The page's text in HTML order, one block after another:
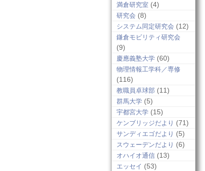
満倉研究室 (4)
研究会 (8)
システム同定研究会 (12)
鎌倉モビリティ研究会
(9)
慶應義塾大学 (60)
物理情報工学科／専修
(116)
教職員卓球部 (11)
群馬大学 (5)
宇都宮大学 (15)
ケンブリッジだより (71)
サンディエゴだより (5)
スウェーデンだより (6)
オハイオ通信 (13)
エッセイ (53)